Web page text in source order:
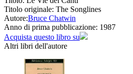
Titolo originale: The Songlines
Autore:Bruce Chatwin
Anno di prima pubblicazione: 1987
Acquista questo libro su
Altri libri dell'autore